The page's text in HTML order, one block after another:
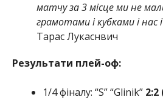
матчу за 3 місце ми не
грамотами і кубками і нас і
Тарас Лукаснвич
Результати плей-оф:
1/4 фіналу: “S” “Glinik”2:2